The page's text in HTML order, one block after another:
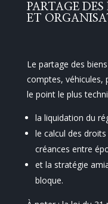
PARTAGE
ET
Le partage des
comptes, véhicules,
le point le plus
la liquidation du
le calcul des
créances entre
et la stratégie
bloque.